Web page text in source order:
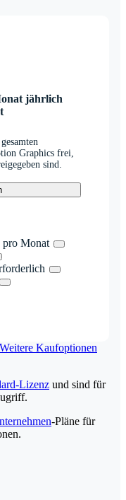
jährlich
Graphics frei,
sind.
Monat
Weitere Kaufoptionen
Lizenz und sind für
-Pläne für